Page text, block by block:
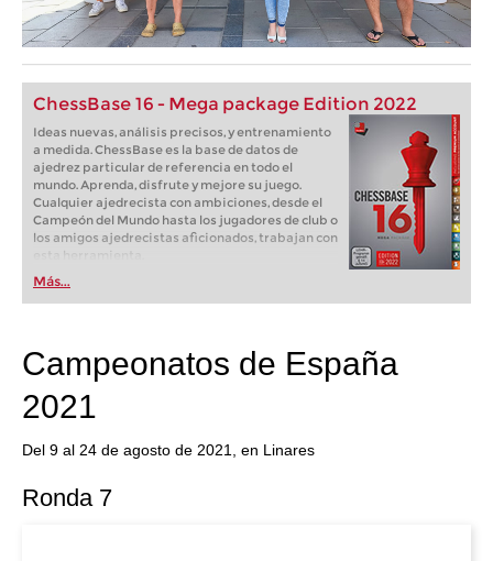
ChessBase 16 - Mega package Edition 2022
Ideas nuevas, análisis precisos, y entrenamiento
a medida. ChessBase es la base de datos de
ajedrez particular de referencia en todo el
mundo. Aprenda, disfrute y mejore su juego.
Cualquier ajedrecista con ambiciones, desde el
Campeón del Mundo hasta los jugadores de club o
los amigos ajedrecistas aficionados, trabajan con
Más...
Campeonatos de España
2021
Del 9 al 24 de agosto de 2021, en Linares
Ronda 7